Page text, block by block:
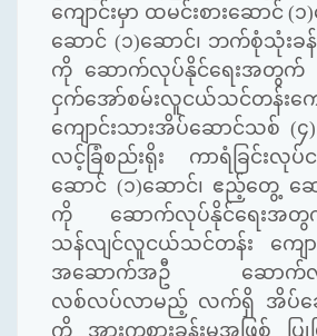
ကျောင်းမှာ ထမင်းစားဆောင် (
ဆောင် (၁)ဆောင်၊ ဘက်စုံသုံးခ
ကို ဆောက်လုပ်နိုင်ရေးအတွက်
ငှက်အော်စမ်းလူငယ်သင်တန်းကျေ
ကျောင်းသားအိပ်ဆောင်သစ် (၄
လင့်ခြံစည်းရိုး ကာရံခြင်းလုပ်င
ဆောင် (၁)ဆောင်၊ ဧည့်တွေ့ ဆ
ကို ဆောက်လုပ်နိုင်ရေးအတွက်
သန်လျင်လူငယ်သင်တန်း ကျေ
အဆောက်အဦ ဆောက်လုပ်ပ
လစ်လပ်လာမည့် လက်ရှိ အိပ်ဆေ
ကို အားကစားခန်းမအဖြစ် ပြု